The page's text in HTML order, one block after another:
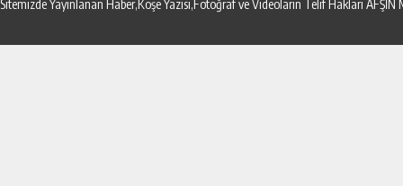
Sitemizde Yayınlanan Haber,Köşe Yazısı,Fotoğraf ve Videoların Telif Hakları